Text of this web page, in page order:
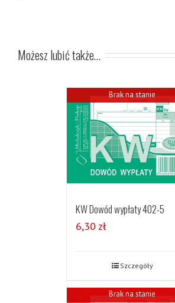
Możesz lubić także…
Brak na stanie
KW Dowód wypłaty 402-5
6,30 zł
Szczegóły
Brak na stanie